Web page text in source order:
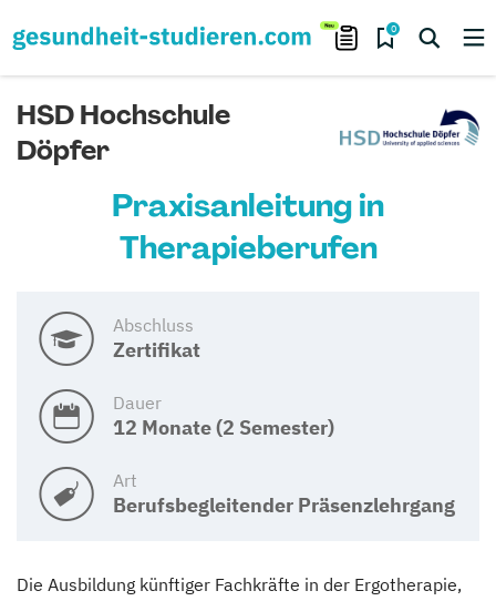
0
HSD Hochschule
Döpfer
Praxisanleitung in
Therapieberufen
Abschluss
Zertifikat
Dauer
12 Monate (2 Semester)
Art
Berufsbegleitender Präsenzlehrgang
Die Ausbildung künftiger Fachkräfte in der Ergotherapie,